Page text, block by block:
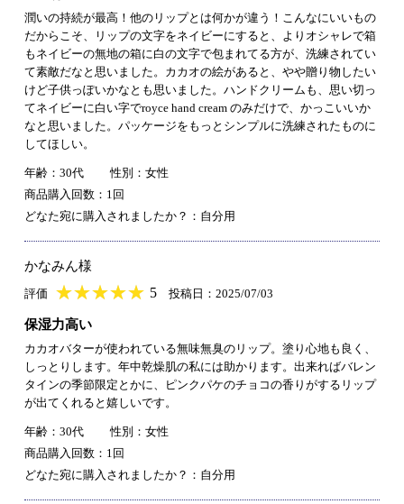
潤いの持続が最高！他のリップとは何かが違う！こんなにいいもの
だからこそ、リップの文字をネイビーにすると、よりオシャレで箱
もネイビーの無地の箱に白の文字で包まれてる方が、洗練されてい
て素敵だなと思いました。カカオの絵があると、やや贈り物したい
けど子供っぽいかなとも思いました。ハンドクリームも、思い切っ
てネイビーに白い字でroyce hand cream のみだけで、かっこいいか
なと思いました。パッケージをもっとシンプルに洗練されたものに
してほしい。
年齢：30代
性別：女性
商品購入回数：1回
どなた宛に購入されましたか？：自分用
かなみん様
評価 ★★★★★
★★★★★ 5 投稿日：2025/07/03
保湿力高い
カカオバターが使われている無味無臭のリップ。塗り心地も良く、
しっとりします。年中乾燥肌の私には助かります。出来ればバレン
タインの季節限定とかに、ピンクパケのチョコの香りがするリップ
が出てくれると嬉しいです。
年齢：30代
性別：女性
商品購入回数：1回
どなた宛に購入されましたか？：自分用